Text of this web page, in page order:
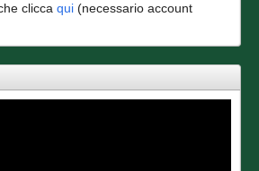
clicca qui (necessario account